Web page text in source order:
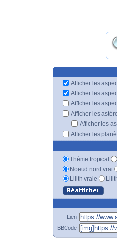
Afficher les
Afficher les
Afficher les
Afficher les
Afficher les
Afficher les
Thème tropical
Noeud nord vrai
Lilith vraie
Lien
BBCode